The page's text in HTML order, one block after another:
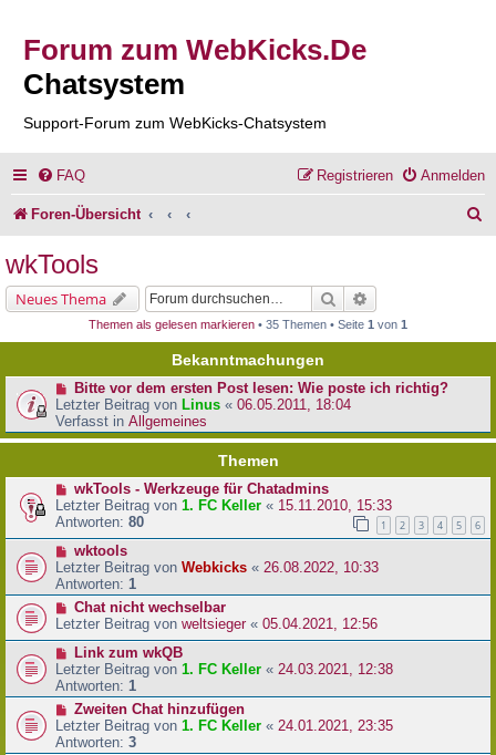
Forum zum WebKicks.De
Chatsystem
Support-Forum zum WebKicks-Chatsystem
FAQ Anmelden
Registrieren
Foren-Übersicht
e
wkTools
Neues Thema Suche
Themen als gelesen markieren • 35 Themen • Seite 1 von 1
Bekanntmachungen
Bitte vor dem ersten Post lesen: Wie poste ich richtig?
Letzter Beitrag von Linus « 06.05.2011, 18:04
Verfasst in Allgemeines
Themen
wkTools - Werkzeuge für Chatadmins
Letzter Beitrag von 1. FC Keller « 15.11.2010, 15:33
Antworten: 80 1 2 3 4 5 6
wktools
Letzter Beitrag von Webkicks « 26.08.2022, 10:33
Antworten: 1
Chat nicht wechselbar
Letzter Beitrag von weltsieger« 05.04.2021, 12:56
Link zum wkQB
Letzter Beitrag von 1. FC Keller « 24.03.2021, 12:38
Antworten: 1
Zweiten Chat hinzufügen
Letzter Beitrag von 1. FC Keller « 24.01.2021, 23:35
Antworten: 3